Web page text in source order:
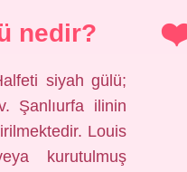
nedir?
siyah gülü;
Şanlıurfa ilinin
Louis
kurutulmuş